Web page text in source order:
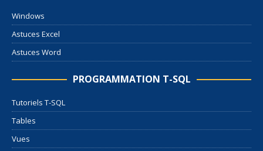
Windows
Astuces Excel
Astuces Word
PROGRAMMATION T-SQL
Tutoriels T-SQL
Tables
Vues